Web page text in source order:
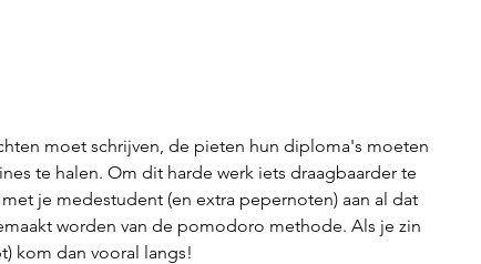
moet schrijven, de pieten hun diploma's moeten
te halen. Om dit harde werk iets draagbaarder te
je medestudent (en extra pepernoten) aan al dat
worden van de pomodoro methode. Als je zin
kom dan vooral langs!